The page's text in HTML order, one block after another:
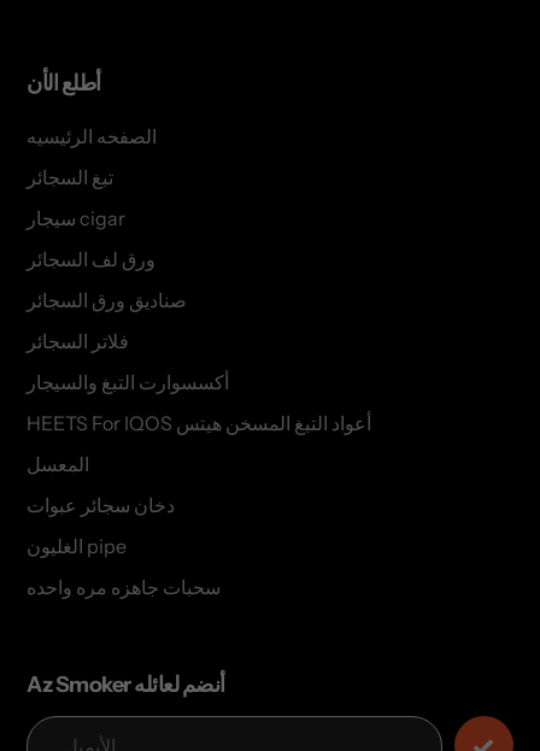
أطلع الأن
الصفحه الرئيسيه
تبغ السجائر
سيجار cigar
ورق لف السجائر
صناديق ورق السجائر
فلاتر السجائر
أكسسوارت التبغ والسيجار
HEETS For IQOS أعواد التبغ المسخن هيتس
المعسل
دخان سجائر عبوات
الغليون pipe
سحبات جاهزه مره واحده
Az Smoker أنضم لعائله